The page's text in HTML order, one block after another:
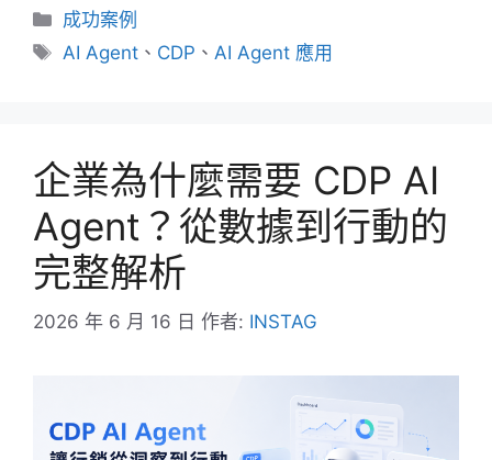
分
類
成功案例
標
AI Agent 、 CDP 、AI Agent 應用
企業為什麼需要 CDP AI
Agent？從數據到行動的
完整解析
2026 年 6 月 16 日 作者: INSTAG